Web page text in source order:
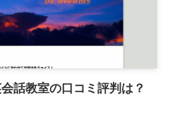
話教室の口コミ評判は？